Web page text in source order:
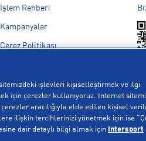
İşlem Rehberi
Kampanyalar
Çerez Politikası
Çerez Ayarlarıişlevleri kişiselleştirmek ve ilgi
için çerezler kullanıyoruz. İnternet
aracılığıyla elde edilen kişisel
ilişkin tercihlerinizi yönetmek için ise
dair detaylı bilgi almak için
Intersport